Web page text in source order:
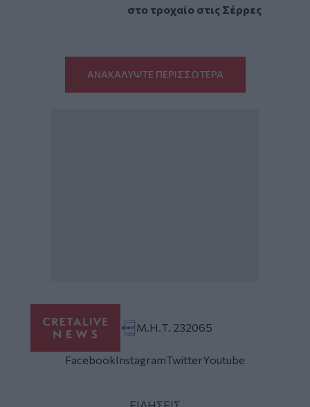
στο τροχαίο στις Σέρρες
ΑΝΑΚΑΛΥΨΤΕ ΠΕΡΙΣΣΟΤΕΡΑ
Μ.Η.Τ. 232065
FacebookInstagramTwitterYoutube
ΕΙΔΗΣΕΙΣ